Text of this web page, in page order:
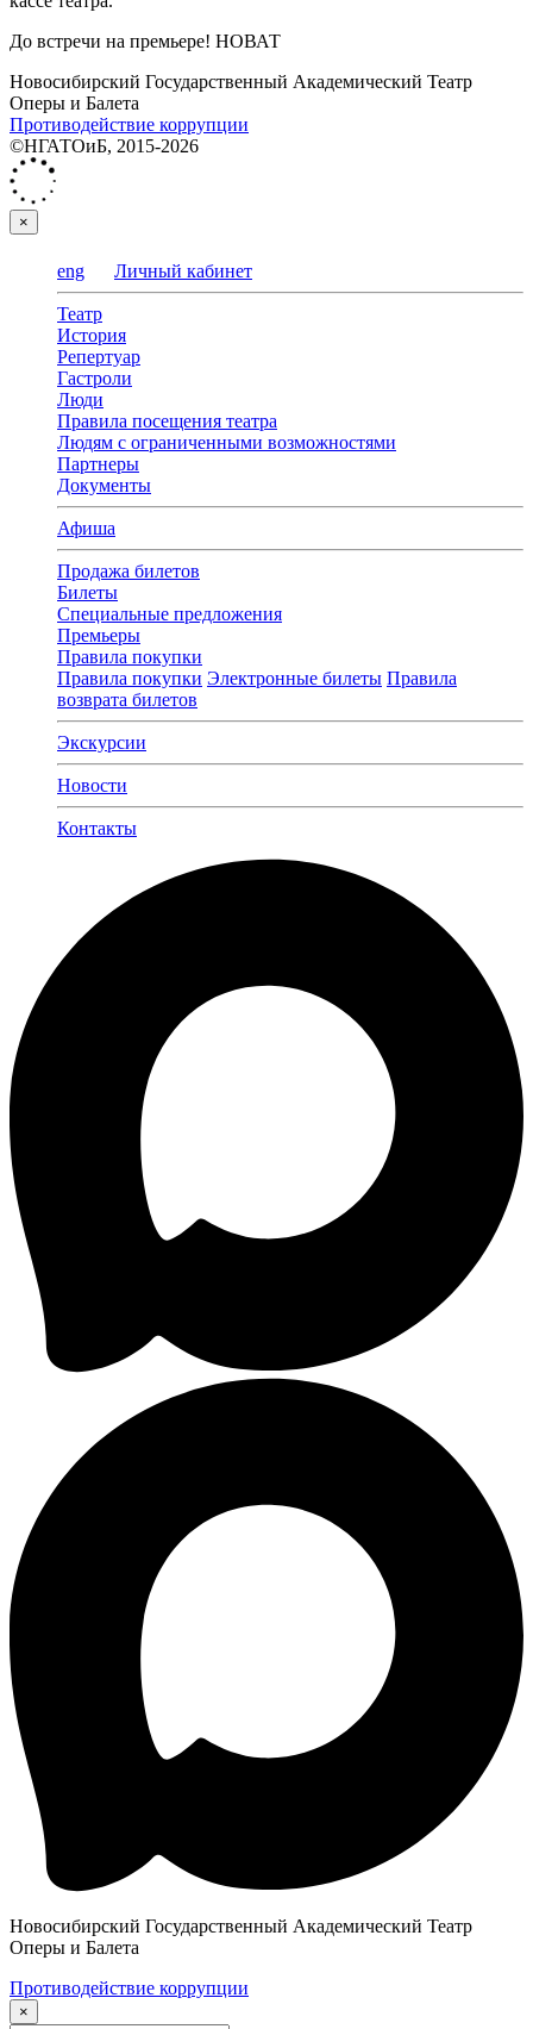
До встречи на премьере! НОВАТ
Новосибирский Государственный Академический Театр
Оперы и Балета
Противодействие коррупции
©НГАТОиБ, 2015-2026
×
eng Личный кабинет
Театр
История
Репертуар
Гастроли
Люди
Правила посещения театра
Людям с ограниченными возможностями
Партнеры
Документы
Афиша
Продажа билетов
Билеты
Специальные предложения
Премьеры
Правила покупки
Правила покупки Электронные билеты Правила
возврата билетов
Экскурсии
Новости
Контакты
Новосибирский Государственный Академический Театр
Оперы и Балета
Противодействие коррупции
×